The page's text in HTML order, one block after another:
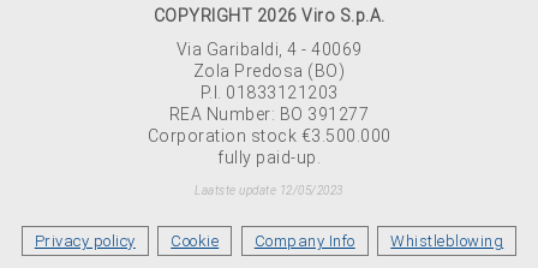
COPYRIGHT 2026 Viro S.p.A.
Via Garibaldi, 4 - 40069
Zola Predosa (BO)
P.I. 01833121203
REA Number: BO 391277
Corporation stock €3.500.000
fully paid-up.
Laatste update 12/05/2023
Privacy policy Cookie Company Info Whistleblowing